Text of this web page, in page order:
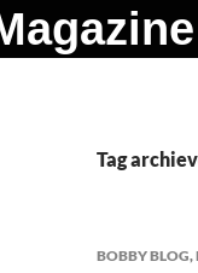
Tag
BOBBY BLOG,